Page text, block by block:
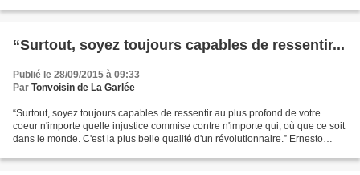
“Surtout, soyez toujours capables de ressentir...
Publié le 28/09/2015 à 09:33
Par Tonvoisin de La Garlée
“Surtout, soyez toujours capables de ressentir au plus profond de votre
coeur n'importe quelle injustice commise contre n'importe qui, où que ce soit
dans le monde. C'est la plus belle qualité d'un révolutionnaire.” Ernesto